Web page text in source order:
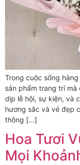
Trong cuộc sống
sản phẩm trang trí
dịp lễ hội, sự kiện, và
hương sắc và vẻ đẹp
thông […]
Hoa Tươi
Mọi